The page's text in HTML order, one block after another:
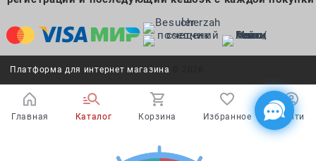
Платформа для интернет магазина
Главная Каталог Корзина Избранное Войти